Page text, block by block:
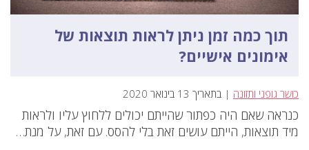
תוך כמה זמן ניתן לראות תוצאות של
אימונים אישיים?
כושר גופני ותזונה | בתאריך 13 בינואר 2020
כנראה שאם היה כפתור שהייתם יכולים ללחוץ עליו ולראות
מיד תוצאות, הייתם עושים זאת בלי להסס. עם זאת, על מנת…